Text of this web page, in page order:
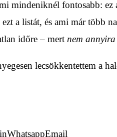
mindeniknél fontosabb:
ezt a listát, és ami már
időre – mert nem
lecsökkentettem a
WhatsappEmail